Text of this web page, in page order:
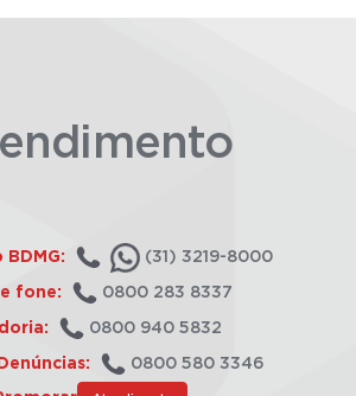
BDMG: (31) 3219-8000
fone: 0800 283 8337
0800 940 5832
0800 580 3346